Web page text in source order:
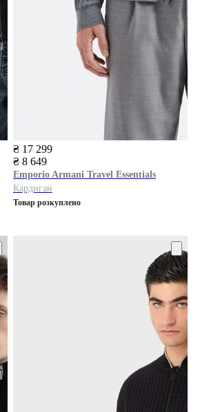
₴ 17 299
₴ 8 649
Emporio Armani Travel Essentials
Кардиган
Товар розкуплено